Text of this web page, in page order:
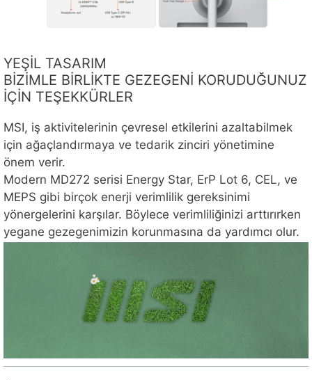
YEŞİL TASARIM
BİZİMLE BİRLİKTE GEZEGENİ KORUDUĞUNUZ
İÇİN TEŞEKKÜRLER
MSI, iş aktivitelerinin çevresel etkilerini azaltabilmek
için ağaçlandırmaya ve tedarik zinciri yönetimine
önem verir.
Modern MD272 serisi Energy Star, ErP Lot 6, CEL, ve
MEPS gibi birçok enerji verimlilik gereksinimi
yönergelerini karşılar. Böylece verimliliğinizi arttırırken
yegane gezegenimizin korunmasına da yardımcı olur.